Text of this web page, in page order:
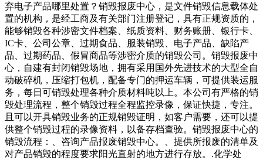
弃电子产品哪里处置？销毁报废中心，是文件销毁信息载体处
置的机构，是经工商及有关部门注册登记，具有正规资质的，
能够销毁各种涉密文件档案、纸质资料、财务账册、银行卡、
IC卡、公司公章、过期食品、服装销毁、电子产品、缺陷产
品、过期药品、假冒商品等涉密介质的销毁公司。销毁报废中
心，自建有封闭销毁场地，拥有采用国外先进技术的大型全自
动破碎机，压缩打包机，配备专门的押运车辆，可提供装运服
务，每日可销毁处理各种介质材料吨以上。本公司有严格的销
毁处理流程，整个销毁过程全程监控录像，保证快捷，专注。
且可以开具销毁业务的正规销毁证明，如客户需要，还可以提
供整个销毁过程的录像资料，以备存档查验。销毁报废中心的
销毁流程：、咨询产品报废销毁中心。、提供所报废的清单及
对产品销毁的程度要求阳光直射的地方进行存放。.化学处